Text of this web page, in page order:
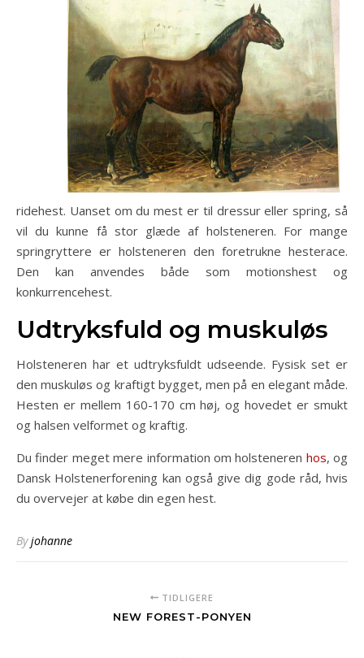
ridehest. Uanset om du mest er til dressur eller spring, så
vil du kunne få stor glæde af holsteneren. For mange
springryttere er holsteneren den foretrukne hesterace.
Den kan anvendes både som motionshest og
konkurrencehest.
Udtryksfuld og muskuløs
Holsteneren har et udtryksfuldt udseende. Fysisk set er
den muskuløs og kraftigt bygget, men på en elegant måde.
Hesten er mellem 160-170 cm høj, og hovedet er smukt
og halsen velformet og kraftig.
Du finder meget mere information om holsteneren hos, og
Dansk Holstenerforening kan også give dig gode råd, hvis
du overvejer at købe din egen hest.
Byjohanne
TIDLIGERE
NEW FOREST-PONYEN